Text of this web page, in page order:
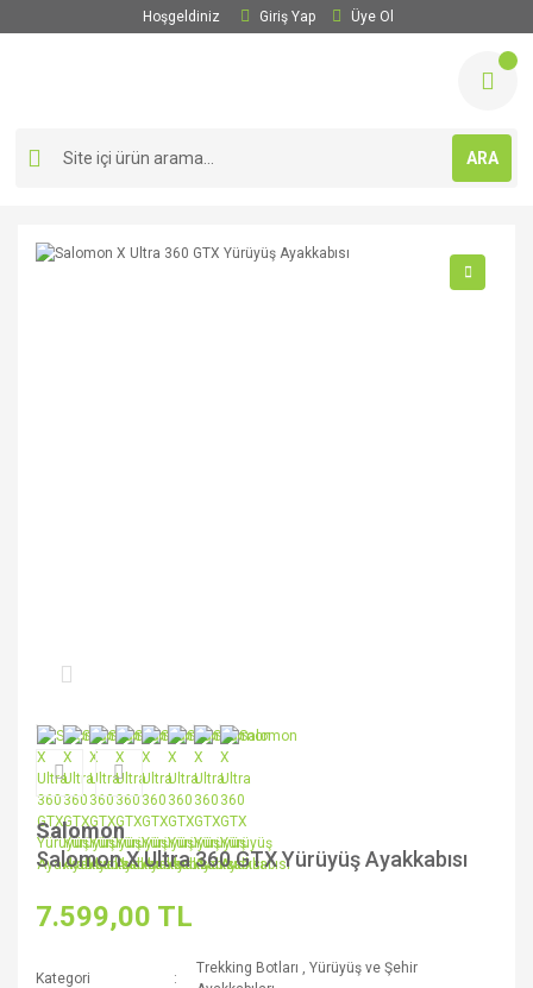
Hoşgeldiniz Giriş Yap Üye Ol
ARA
Salomon
Salomon X Ultra 360 GTX Yürüyüş Ayakkabısı
7.599,00 TL
Kategori
Trekking Botları ,Yürüyüş ve Şehir